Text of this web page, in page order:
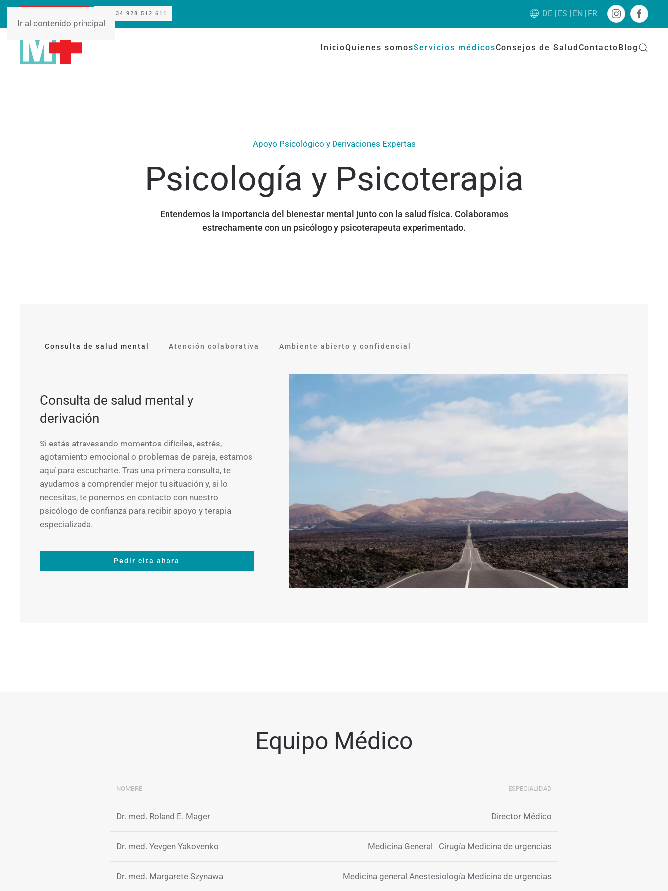
Ir al contenido principal
+34 928 512 611 DE ES EN FR
InicioQuienes somosServicios médicosConsejos de SaludContactoBlog
Apoyo Psicológico y Derivaciones Expertas
Psicología y Psicoterapia
Entendemos la importancia del bienestar mental junto con la salud física. Colaboramos
estrechamente con un psicólogo y psicoterapeuta experimentado.
Consulta de salud mental Atención colaborativa Ambiente abierto y confidencial
Consulta de salud mental y
derivación
Si estás atravesando momentos difíciles, estrés,
agotamiento emocional o problemas de pareja, estamos
aquí para escucharte. Tras una primera consulta, te
ayudamos a comprender mejor tu situación y, si lo
necesitas, te ponemos en contacto con nuestro
psicólogo de confianza para recibir apoyo y terapia
especializada.
Pedir cita ahora
Equipo Médico
NOMBRE ESPECIALIDAD
Dr. med. Roland E. Mager Director Médico
Dr. med. Yevgen Yakovenko Medicina General Cirugía Medicina de urgencias
Dr. med. Margarete Szynawa Medicina general Anestesiología Medicina de urgencias